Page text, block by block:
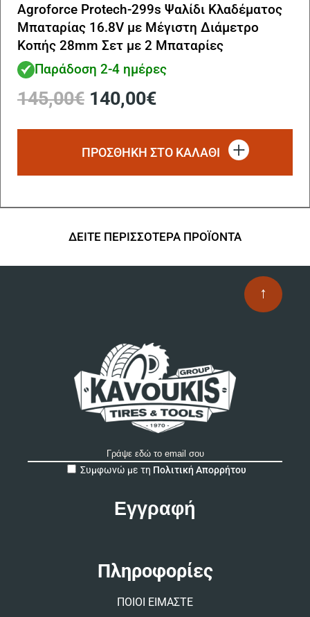
Agroforce Protech-299s Ψαλίδι Κλαδέματος
Μπαταρίας 16.8V με Μέγιστη Διάμετρο
Κοπής 28mm Σετ με 2 Μπαταρίες
Παράδοση 2-4 ημέρες
145,00€ Original
price
was:
145,00€.
140,00€Η
τιμή
είναι:
140,00€.
ΠΡΟΣΘΗΚΗ ΣΤΟ ΚΑΛΑΘΙ
ΔΕΙΤΕ ΠΕΡΙΣΣΟΤΕΡΑ ΠΡΟΪΟΝΤΑ
↑
Συμφωνώ με τη Πολιτική Απορρήτου
Πληροφορίες
ΠΟΙΟΙ ΕΙΜΑΣΤΕ